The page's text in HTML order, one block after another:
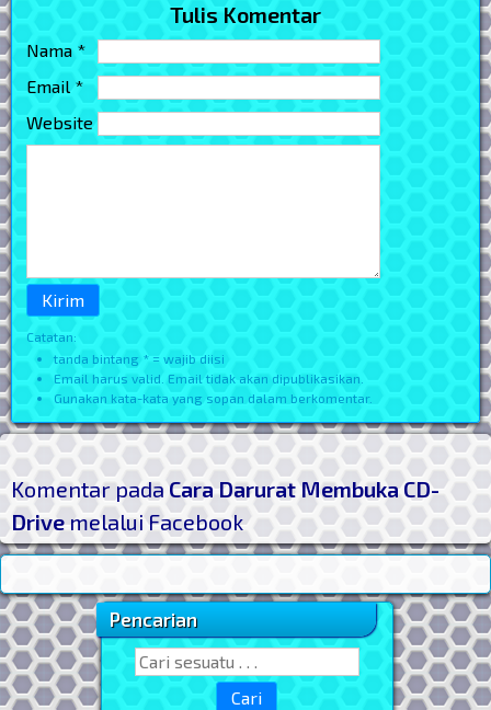
Tulis Komentar
Nama *
Email *
Website
Catatan:
tanda bintang * = wajib diisi
Email harus valid. Email tidak akan dipublikasikan.
Gunakan kata-kata yang sopan dalam berkomentar.
Komentar padaCara Darurat Membuka CD-
Drivemelalui Facebook
Sidebar Utama
Pencarian
Search for: